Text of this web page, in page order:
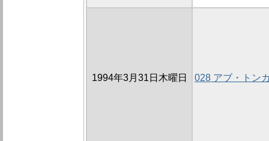
1994年3月31日木曜日 028 アブ・トン